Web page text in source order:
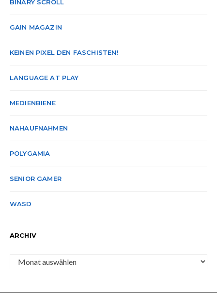
BINARY SCROLL
GAIN MAGAZIN
KEINEN PIXEL DEN FASCHISTEN!
LANGUAGE AT PLAY
MEDIENBIENE
NAHAUFNAHMEN
POLYGAMIA
SENIOR GAMER
WASD
ARCHIV
Archiv